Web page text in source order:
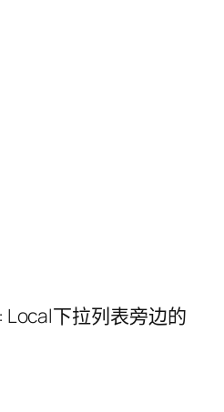
下拉列表旁边的